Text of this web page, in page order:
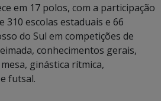
em 17 polos, com a participação
310 escolas estaduais e 66
do Sul em competições de
conhecimentos gerais,
ginástica rítmica,
futsal.